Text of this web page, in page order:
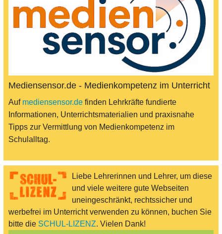
Mediensensor.de - Medienkompetenz im Unterricht
Auf mediensensor.de finden Lehrkräfte fundierte
Informationen, Unterrichtsmaterialien und praxisnahe
Tipps zur Vermittlung von Medienkompetenz im
Schulalltag.
Liebe Lehrerinnen und Lehrer, um diese
und viele weitere gute Webseiten
uneingeschränkt, rechtssicher und
werbefrei im Unterricht verwenden zu können, buchen Sie
bitte die SCHUL-LIZENZ. Vielen Dank!